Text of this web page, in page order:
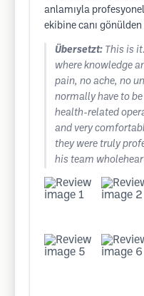
anlamıyla
ekibine canı
Übersetzt: This is
where knowledge
pain, no ache, no
normally have to
health-related
and very
they were truly
his team